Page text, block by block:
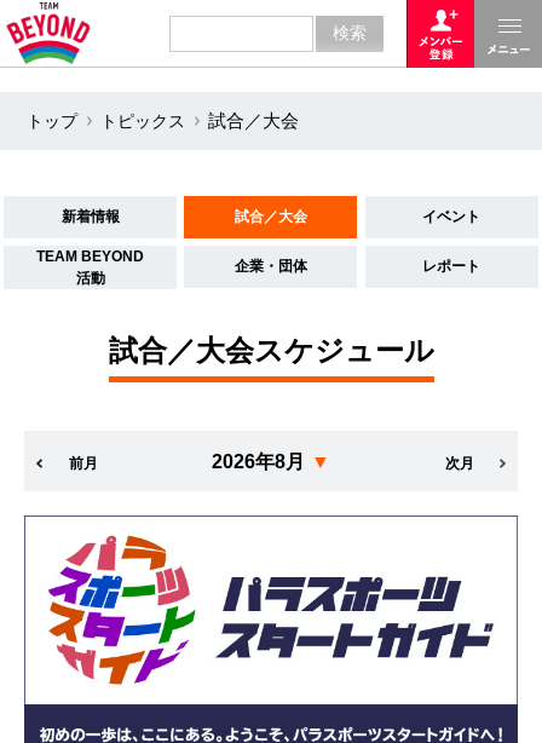
トップ トピックス 試合／大会
新着情報 試合／大会 イベント
TEAM BEYOND
活動
企業・団体 レポート
試合／大会スケジュール
前月 2026年8月 ▼ 次月